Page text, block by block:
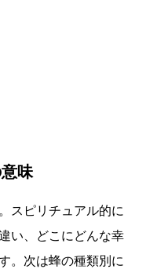
味
スピリチュアル的に
い、どこにどんな幸
。次は蜂の種類別に